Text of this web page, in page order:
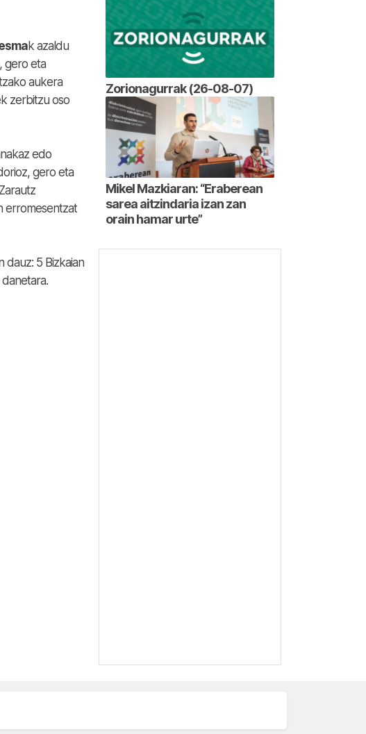
k azaldu
gero eta
aukera
zerbitzu oso
edo
gero eta
erromesentzat
dauz: 5 Bizkaian
Zorionagurrak (26-08-07)
Mikel Mazkiaran: “Eraberean
sarea aitzindaria izan zan
orain hamar urte”